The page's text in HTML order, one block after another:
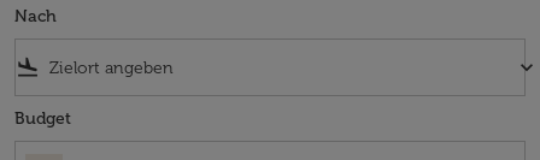
Nach
flight_land keyboard_arrow_down
Budget